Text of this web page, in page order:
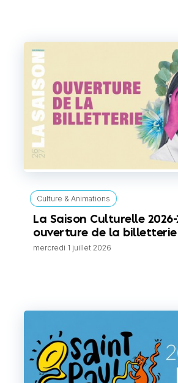
Culture & Animations
La Saison Culturelle 2026-
ouverture de la billetterie
mercredi 1 juillet 2026